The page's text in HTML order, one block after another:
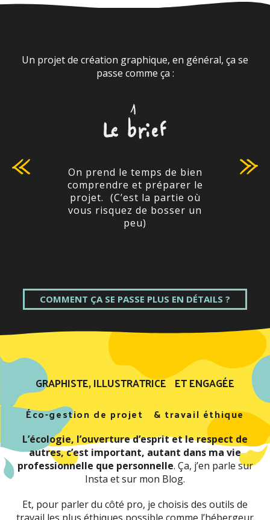
Un projet de création graphique, en général, ça se
passe comme ça :
livrés
On prend le temps de bien
comprendre et préparer le
projet. (C’est la partie où
vous risquez de bosser un
peu)
Là,
COMMENT ÇA SE PASSE PLUS EN DÉTAILS ?
GRAPHISTE, ILLUSTRATRICE ET ENGAGÉE
Éco-gestion de projet & travail éthique
L’écologie, l’ouverture d’esprit et le respect de
autres, c’est important, autant dans ma vie
professionnelle que personnelle. Ça, j’en parle sur
Insta et sur mon Blog.
Et, pour parler du côté pro, je choisis des outils de